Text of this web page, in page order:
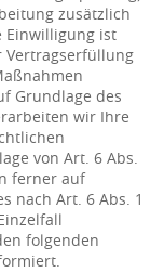
zusätzlich
Einwilligung ist
Vertragserfüllung
Grundlage des
wir Ihre
von Art. 6 Abs.
ferner auf
nach Art. 6 Abs. 1
folgenden